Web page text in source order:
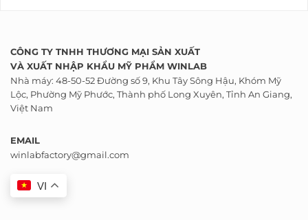
CÔNG TY TNHH THƯƠNG MẠI SẢN XUẤT
VÀ XUẤT NHẬP KHẨU MỸ PHẨM WINLAB
Nhà máy: 48-50-52 Đường số 9, Khu Tây Sông Hậu, Khóm Mỹ
Lộc, Phường Mỹ Phước, Thành phố Long Xuyên, Tỉnh An Giang,
Việt Nam
EMAIL
winlabfactory@gmail.com
VI